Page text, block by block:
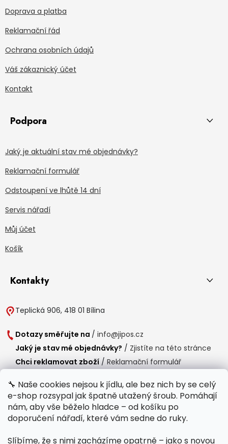
🔧 Naše cookies nejsou k jídlu, ale bez nich by se celý
e-shop rozsypal jak špatně utažený šroub. Pomáhají
nám, aby vše běželo hladce – od košíku po
doporučení nářadí, které vám sedne do ruky.
Slíbíme, že s nimi zacházíme opatrně – jako s novou
Doprava a platba
Reklamační řád
Ochrana osobních údajů
Váš zákaznický účet
Kontakt
Podpora
Jaký je aktuální stav mé objednávky?
Reklamační formulář
Odstoupení ve lhůtě 14 dní
Servis nářadí
Můj účet
Košík
Kontakty
Teplická 906, 418 01 Bílina
Dotazy směřujte na / info@jipos.cz
Jaký je stav mé objednávky? / Zjistíte na této stránce
Chci reklamovat zboží / Reklamační formulář
Provozní doba
Po-Čt / 8:00 - 15:00
Polední přestávka /11:00 - 11:30